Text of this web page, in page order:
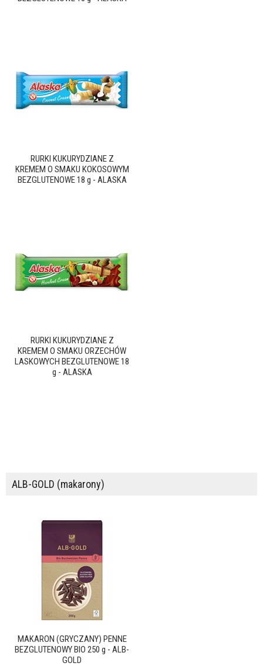
RURKI KUKURYDZIANE Z
KREMEM O SMAKU KOKOSOWYM
BEZGLUTENOWE 18 g - ALASKA
RURKI KUKURYDZIANE Z
KREMEM O SMAKU ORZECHÓW
LASKOWYCH BEZGLUTENOWE 18
g - ALASKA
ALB-GOLD (makarony)
MAKARON (GRYCZANY) PENNE
BEZGLUTENOWY BIO 250 g - ALB-
GOLD